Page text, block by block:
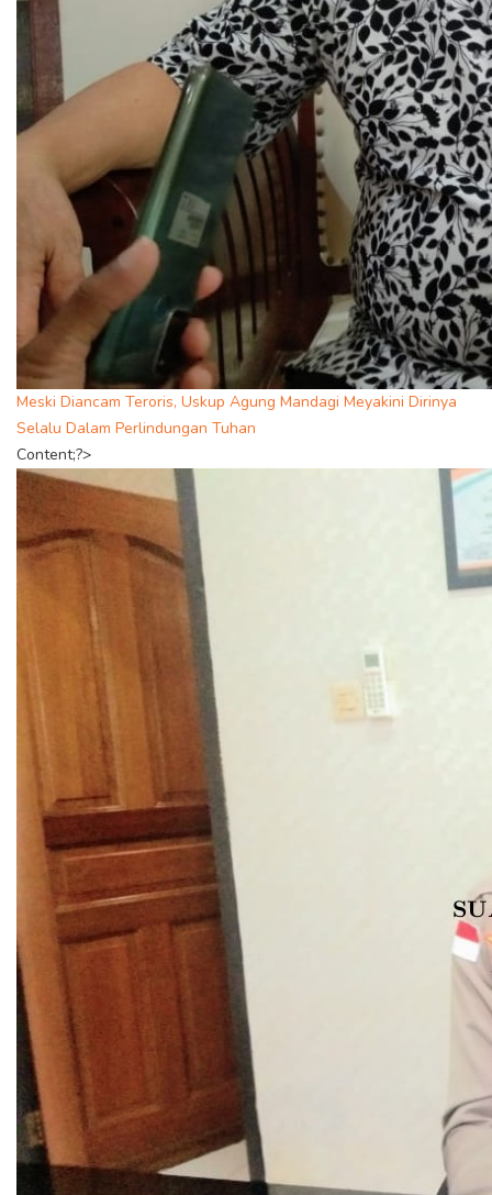
Meski Diancam Teroris, Uskup Agung Mandagi Meyakini Dirinya
Selalu Dalam Perlindungan Tuhan
Content;?>